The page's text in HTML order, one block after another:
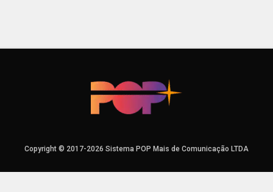
Copyright © 2017-2026 Sistema POP Mais de Comunicação LTDA